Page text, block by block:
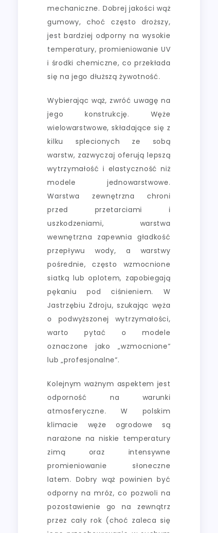
mechaniczne. Dobrej jakości wąż
gumowy, choć często droższy,
jest bardziej odporny na wysokie
temperatury, promieniowanie UV
i środki chemiczne, co przekłada
się na jego dłuższą żywotność.
Wybierając wąż, zwróć uwagę na
jego konstrukcję. Węże
wielowarstwowe, składające się z
kilku splecionych ze sobą
warstw, zazwyczaj oferują lepszą
wytrzymałość i elastyczność niż
modele jednowarstwowe.
Warstwa zewnętrzna chroni
przed przetarciami i
uszkodzeniami, warstwa
wewnętrzna zapewnia gładkość
przepływu wody, a warstwy
pośrednie, często wzmocnione
siatką lub oplotem, zapobiegają
pękaniu pod ciśnieniem. W
Jastrzębiu Zdroju, szukając węża
o podwyższonej wytrzymałości,
warto pytać o modele
oznaczone jako „wzmocnione”
lub „profesjonalne”.
Kolejnym ważnym aspektem jest
odporność na warunki
atmosferyczne. W polskim
klimacie węże ogrodowe są
narażone na niskie temperatury
zimą oraz intensywne
promieniowanie słoneczne
latem. Dobry wąż powinien być
odporny na mróz, co pozwoli na
pozostawienie go na zewnątrz
przez cały rok (choć zaleca się